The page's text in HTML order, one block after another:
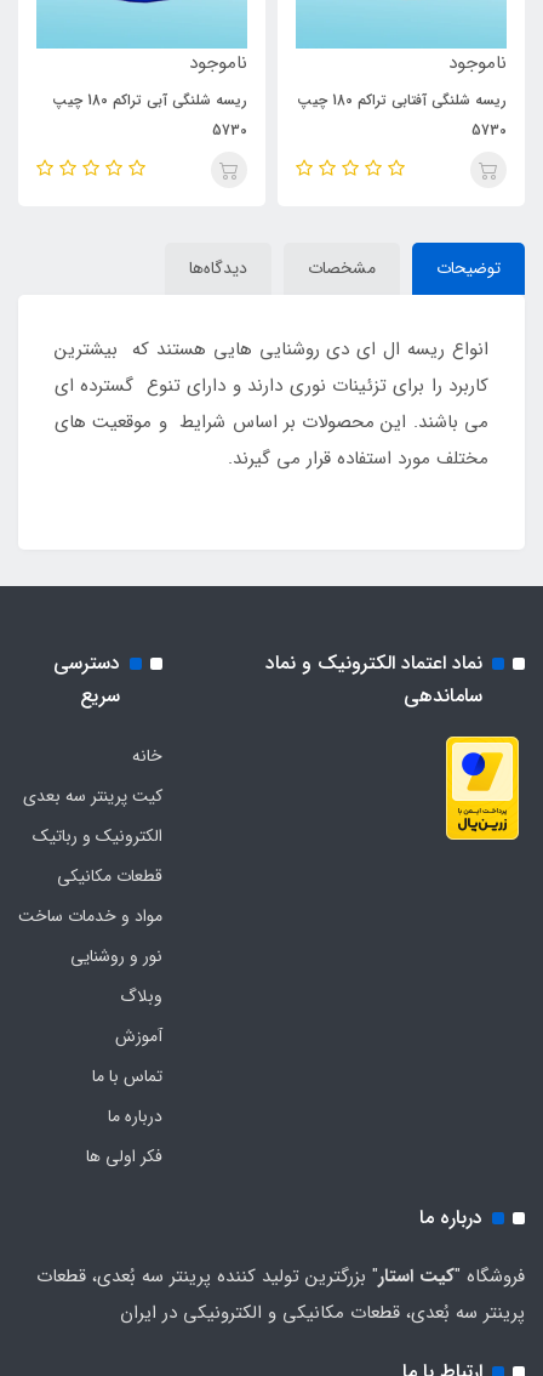
ناموجود
ریسه شلنگی آفتابی تراکم 180 چیپ
5730
ناموجود
ریسه شلنگی آبی تراکم 180 چیپ
5730
توضیحات مشخصات دیدگاه‌ها
انواع ریسه ال ای دی روشنایی هایی هستند که بیشترین
کاربرد را برای تزئینات نوری دارند و دارای تنوع گسترده ای
می باشند. این محصولات بر اساس شرایط و موقعیت های
مختلف مورد استفاده قرار می گیرند.
نماد اعتماد الکترونیک و نماد
ساماندهی
دسترسی
سریع
خانه
کیت پرینتر سه بعدی
الکترونیک و رباتیک
قطعات مکانیکی
مواد و خدمات ساخت
نور و روشنایی
وبلاگ
آموزش
تماس با ما
درباره ما
فکر اولی ها
درباره ما
فروشگاه "کیت استار" بزرگترین تولید کننده پرینتر سه بُعدی، قطعات
پرینتر سه بُعدی، قطعات مکانیکی و الکترونیکی در ایران